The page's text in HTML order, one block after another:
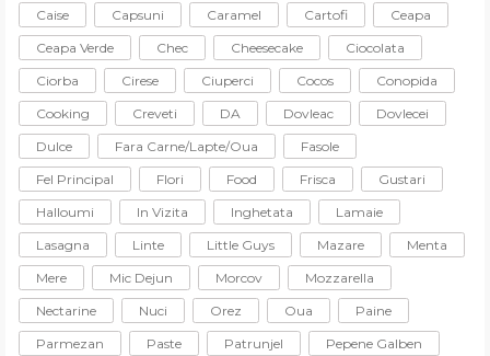
Caise
Capsuni Caramel Cartofi
Ceapa
Ceapa Verde
Chec Cheesecake
Ciocolata
Ciorba
Cirese Ciuperci Cocos
Conopida
Cooking
Creveti DA Dovleac
Dovlecei
Dulce
Fara Carne/lapte/oua
Fasole
Fel Principal
Flori Food Frisca
Gustari
Halloumi
In Vizita Inghetata
Lamaie
Lasagna
Linte Little Guys Mazare
Menta
Mere
Mic Dejun Morcov
Mozzarella
Nectarine
Nuci Orez Oua
Paine
Parmezan
Paste Patrunjel
Pepene Galben